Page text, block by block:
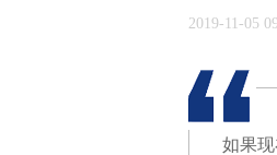
2019-11-05
如果